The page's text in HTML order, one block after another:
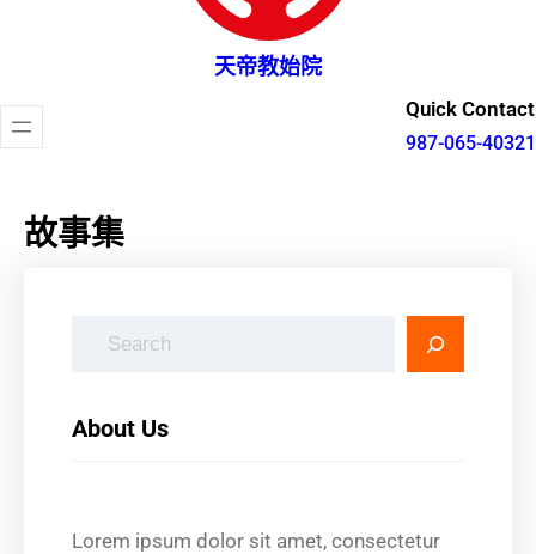
天帝教始院
Quick Contact
987-065-40321
故事集
About Us
Lorem ipsum dolor sit amet, consectetur